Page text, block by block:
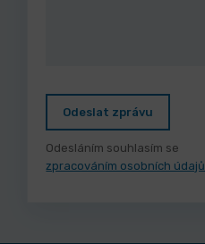
Odeslat zprávu
Odesláním souhlasím se
zpracováním osobních údajů